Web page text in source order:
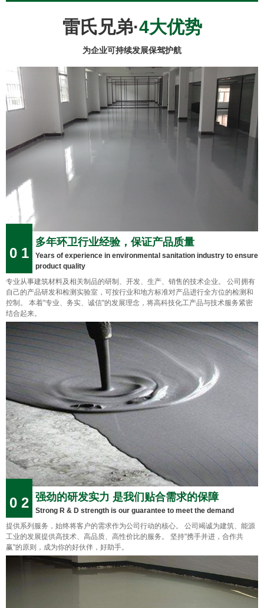
雷氏兄弟·4大优势
为企业可持续发展保驾护航
0 1
多年环卫行业经验，保证产品质量
Years of experience in environmental sanitation industry to ensure
product quality
专业从事建筑材料及相关制品的研制、开发、生产、销售的技术企业。 公司拥有
自己的产品研发和检测实验室，可按行业和地方标准对产品进行全方位的检测和
控制。 本着"专业、务实、诚信"的发展理念，将高科技化工产品与技术服务紧密
结合起来。
0 2 强劲的研发实力 是我们贴合需求的保障
Strong R & D strength is our guarantee to meet the demand
提供系列服务，始终将客户的需求作为公司行动的核心。 公司竭诚为建筑、能源
工业的发展提供高技术、高品质、高性价比的服务。 坚持"携手并进，合作共
赢"的原则，成为你的好伙伴，好助手。